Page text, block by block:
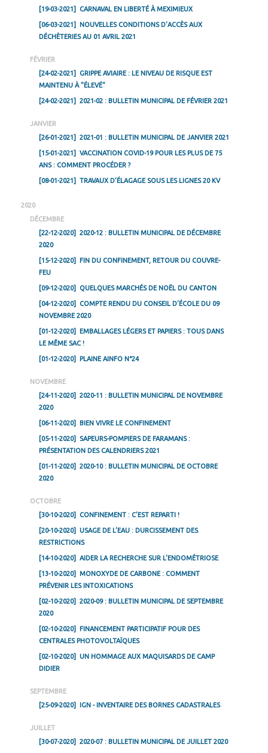
[19-03-2021] CARNAVAL EN LIBERTÉ À MEXIMIEUX
[06-03-2021]
NOUVELLES CONDITIONS D’ACCÈS AUX
DÉCHÈTERIES AU 01 AVRIL 2021
FÉVRIER
[24-02-2021]
GRIPPE AVIAIRE : LE NIVEAU DE RISQUE EST
MAINTENU À "ÉLEVÉ"
[24-02-2021] 2021-02 : BULLETIN MUNICIPAL DE FÉVRIER 2021
JANVIER
[26-01-2021]
2021-01 : BULLETIN MUNICIPAL DE JANVIER 2021
[15-01-2021]
VACCINATION COVID-19 POUR LES PLUS DE 75
ANS : COMMENT PROCÉDER ?
[08-01-2021] TRAVAUX D’ÉLAGAGE SOUS LES LIGNES 20 KV
2020
DÉCEMBRE
[22-12-2020]
2020-12 : BULLETIN MUNICIPAL DE DÉCEMBRE
2020
[15-12-2020]
FIN DU CONFINEMENT, RETOUR DU COUVRE-
FEU
[09-12-2020] QUELQUES MARCHÉS DE NOËL DU CANTON
[04-12-2020]
COMPTE RENDU DU CONSEIL D’ÉCOLE DU 09
NOVEMBRE 2020
[01-12-2020]
EMBALLAGES LÉGERS ET PAPIERS : TOUS DANS
LE MÊME SAC !
[01-12-2020] PLAINE AINFO N°24
NOVEMBRE
[24-11-2020]
2020-11 : BULLETIN MUNICIPAL DE NOVEMBRE
2020
[06-11-2020] BIEN VIVRE LE CONFINEMENT
[05-11-2020]
SAPEURS-POMPIERS DE FARAMANS :
PRÉSENTATION DES CALENDRIERS 2021
[01-11-2020]
2020-10 : BULLETIN MUNICIPAL DE OCTOBRE
2020
OCTOBRE
[30-10-2020]
CONFINEMENT : C’EST REPARTI !
[20-10-2020]
USAGE DE L’EAU : DURCISSEMENT DES
RESTRICTIONS
[14-10-2020] AIDER LA RECHERCHE SUR L’ENDOMÉTRIOSE
[13-10-2020]
MONOXYDE DE CARBONE : COMMENT
PRÉVENIR LES INTOXICATIONS
[02-10-2020]
2020-09 : BULLETIN MUNICIPAL DE SEPTEMBRE
2020
[02-10-2020]
FINANCEMENT PARTICIPATIF POUR DES
CENTRALES PHOTOVOLTAÏQUES
[02-10-2020]
UN HOMMAGE AUX MAQUISARDS DE CAMP
DIDIER
SEPTEMBRE
[25-09-2020]
IGN - INVENTAIRE DES BORNES CADASTRALES
JUILLET
[30-07-2020]
2020-07 : BULLETIN MUNICIPAL DE JUILLET 2020